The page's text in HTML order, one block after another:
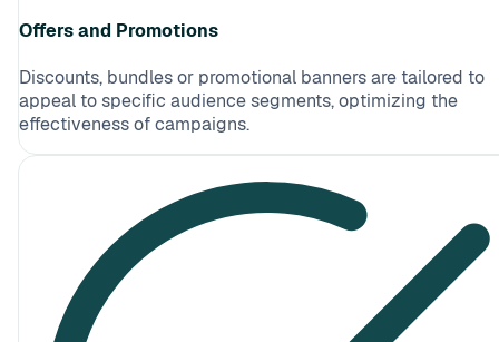
Offers and Promotions
Discounts, bundles or promotional banners are tailored to
appeal to specific audience segments, optimizing the
effectiveness of campaigns.